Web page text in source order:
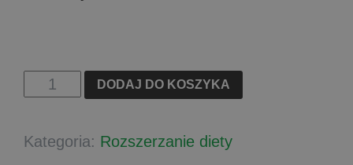
ilość
Świąteczne
(nie
DODAJ DO KOSZYKA
Kategoria: Rozszerzanie diety